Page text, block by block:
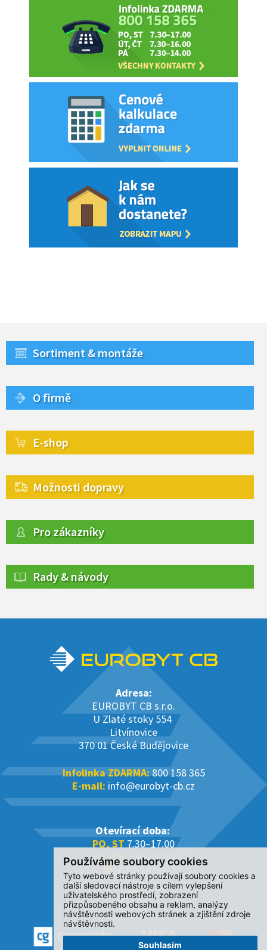
Používáme soubory cookies
Tyto webové stránky používají soubory cookies a
další sledovací nástroje s cílem vylepšení
uživatelského prostředí, zobrazení
přizpůsobeného obsahu a reklam, analýzy
návštěvnosti webových stránek a zjištění zdroje
návštěvnosti.
Souhlasím
Sortiment & montáže
O firmě
E-shop
Možnosti dopravy
Pro zákazníky
Rady & návody
Adresa:
EUROBYT CB s.r.o.
U Zlaté stoky 554
Litvínovice
370 01 České Budějovice
Infolinka ZDARMA:800 158 365
E-mail: info@eurobyt-cb.cz
Otevírací doba:
PO, ST 7.30–17.00
ÚT, ČT7.30–16.00
PÁ7.30–14.00